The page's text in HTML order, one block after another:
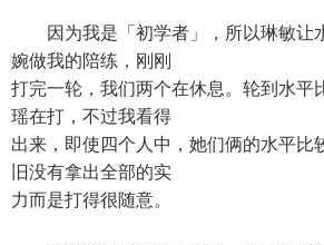
因为我是「初学者」，所以琳敏让
婉做我的陪练，刚刚
打完一轮，我们两个在休息。轮到水平
瑶在打，不过我看得
出来，即使四个人中，她们俩的水平比
旧没有拿出全部的实
力而是打得很随意。